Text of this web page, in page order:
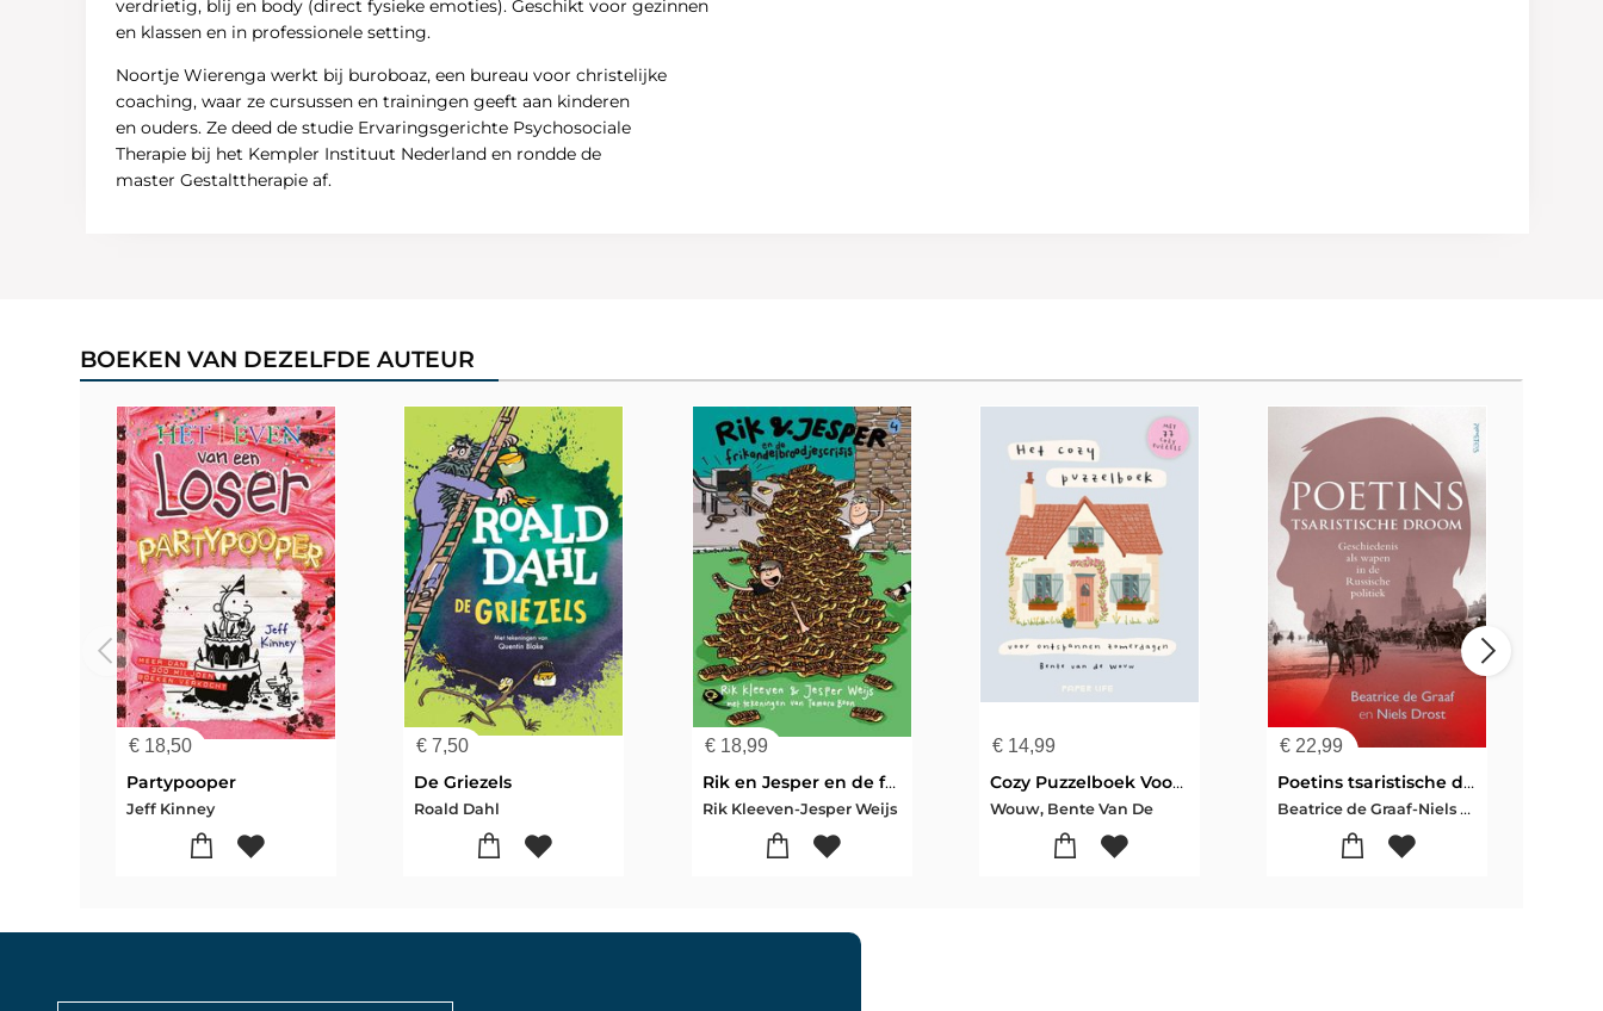
verdrietig, blij en body (direct fysieke emoties). Geschikt voor gezinnen
en klassen en in professionele setting.
Noortje Wierenga werkt bij buroboaz, een bureau voor christelijke
coaching, waar ze cursussen en trainingen geeft aan kinderen
en ouders. Ze deed de studie Ervaringsgerichte Psychosociale
Therapie bij het Kempler Instituut Nederland en rondde de
master Gestalttherapie af.
BOEKEN VAN DEZELFDE AUTEUR
€ 18,50
Partypooper
Jeff Kinney
€ 7,50
De Griezels
Roald Dahl
€18,99
Rik en Jesper en de frikandelbroodjescrisis
Rik Kleeven-Jesper Weijs
€14,99
Cozy Puzzelboek Voor Ontspannen Zome
Wouw, Bente Van De
€ 22,99
Poetins tsaristische droom
Beatrice de Graaf-Niels Drost